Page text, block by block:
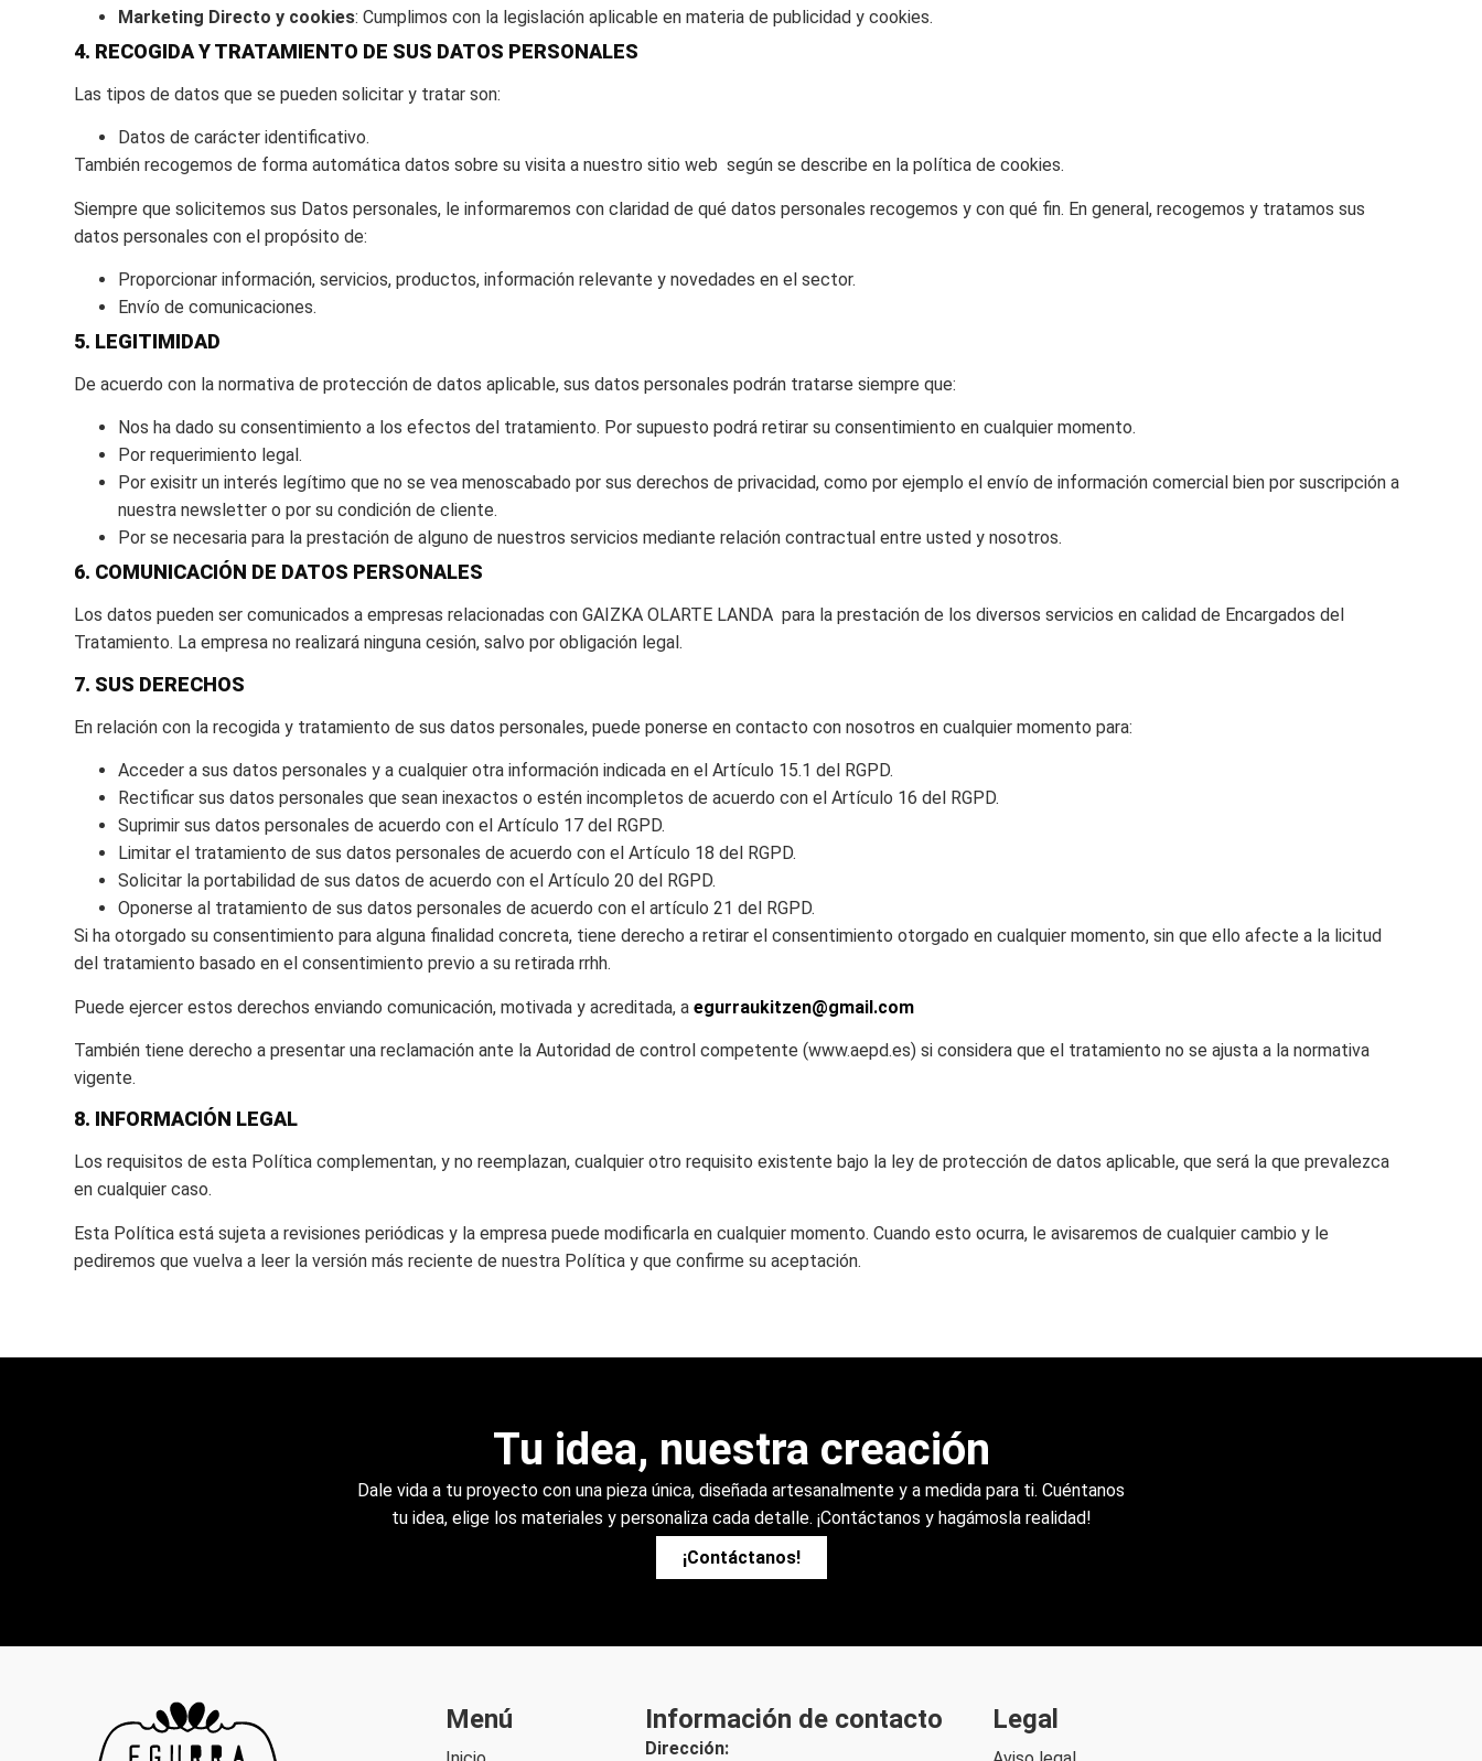
Marketing Directo y cookies: Cumplimos con la legislación aplicable en materia de publicidad y cookies.
4. RECOGIDA Y TRATAMIENTO DE SUS DATOS PERSONALES
Las tipos de datos que se pueden solicitar y tratar son:
Datos de carácter identificativo.
También recogemos de forma automática datos sobre su visita a nuestro sitio web según se describe en la política de cookies.
Siempre que solicitemos sus Datos personales, le informaremos con claridad de qué datos personales recogemos y con qué fin. En general, recogemos y tratamos sus
datos personales con el propósito de:
Proporcionar información, servicios, productos, información relevante y novedades en el sector.
Envío de comunicaciones.
5. LEGITIMIDAD
De acuerdo con la normativa de protección de datos aplicable, sus datos personales podrán tratarse siempre que:
Nos ha dado su consentimiento a los efectos del tratamiento. Por supuesto podrá retirar su consentimiento en cualquier momento.
Por requerimiento legal.
Por exisitr un interés legítimo que no se vea menoscabado por sus derechos de privacidad, como por ejemplo el envío de información comercial bien por suscripción a
nuestra newsletter o por su condición de cliente.
Por se necesaria para la prestación de alguno de nuestros servicios mediante relación contractual entre usted y nosotros.
6. COMUNICACIÓN DE DATOS PERSONALES
Los datos pueden ser comunicados a empresas relacionadas con GAIZKA OLARTE LANDA para la prestación de los diversos servicios en calidad de Encargados del
Tratamiento. La empresa no realizará ninguna cesión, salvo por obligación legal.
7. SUS DERECHOS
En relación con la recogida y tratamiento de sus datos personales, puede ponerse en contacto con nosotros en cualquier momento para:
Acceder a sus datos personales y a cualquier otra información indicada en el Artículo 15.1 del RGPD.
Rectificar sus datos personales que sean inexactos o estén incompletos de acuerdo con el Artículo 16 del RGPD.
Suprimir sus datos personales de acuerdo con el Artículo 17 del RGPD.
Limitar el tratamiento de sus datos personales de acuerdo con el Artículo 18 del RGPD.
Solicitar la portabilidad de sus datos de acuerdo con el Artículo 20 del RGPD.
Oponerse al tratamiento de sus datos personales de acuerdo con el artículo 21 del RGPD.
Si ha otorgado su consentimiento para alguna finalidad concreta, tiene derecho a retirar el consentimiento otorgado en cualquier momento, sin que ello afecte a la licitud
del tratamiento basado en el consentimiento previo a su retirada rrhh.
Puede ejercer estos derechos enviando comunicación, motivada y acreditada, aegurraukitzen@gmail.com
También tiene derecho a presentar una reclamación ante la Autoridad de control competente (www.aepd.es) si considera que el tratamiento no se ajusta a la normativa
vigente.
8. INFORMACIÓN LEGAL
Los requisitos de esta Política complementan, y no reemplazan, cualquier otro requisito existente bajo la ley de protección de datos aplicable, que será la que prevalezca
en cualquier caso.
Esta Política está sujeta a revisiones periódicas y la empresa puede modificarla en cualquier momento. Cuando esto ocurra, le avisaremos de cualquier cambio y le
pediremos que vuelva a leer la versión más reciente de nuestra Política y que confirme su aceptación.
Tu idea, nuestra creación
Dale vida a tu proyecto con una pieza única, diseñada artesanalmente y a medida para ti. Cuéntanos
tu idea, elige los materiales y personaliza cada detalle. ¡Contáctanos y hagámosla realidad!
¡Contáctanos!
Menú Información de contacto
Dirección:
Legal